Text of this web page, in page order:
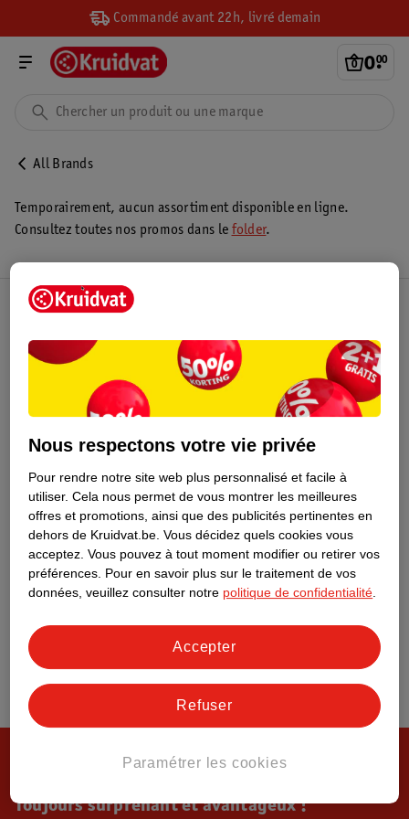
Commandé avant 22h, livré demain
0.
00
All Brands
Temporairement, aucun assortiment disponible en ligne.
Consultez toutes nos promos dans le folder.
Toujours surprenant et avantageux !
Nous respectons votre vie privée
Pour rendre notre site web plus personnalisé et facile à
utiliser. Cela nous permet de vous montrer les meilleures
offres et promotions, ainsi que des publicités pertinentes en
dehors de Kruidvat.be. Vous décidez quels cookies vous
acceptez. Vous pouvez à tout moment modifier ou retirer vos
préférences. Pour en savoir plus sur le traitement de vos
données, veuillez consulter notre politique de confidentialité
Paramétrer les cookies
Refuser
Accepter